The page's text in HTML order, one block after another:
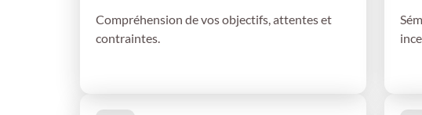
Compréhension de vos objectifs, attentes et
contraintes.